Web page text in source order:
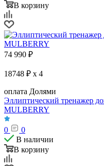
В корзину
74 990 ₽
18748 ₽ x 4
оплата Долями
Эллиптический тренажер
MULBERRY
0
0
В наличии
В корзину